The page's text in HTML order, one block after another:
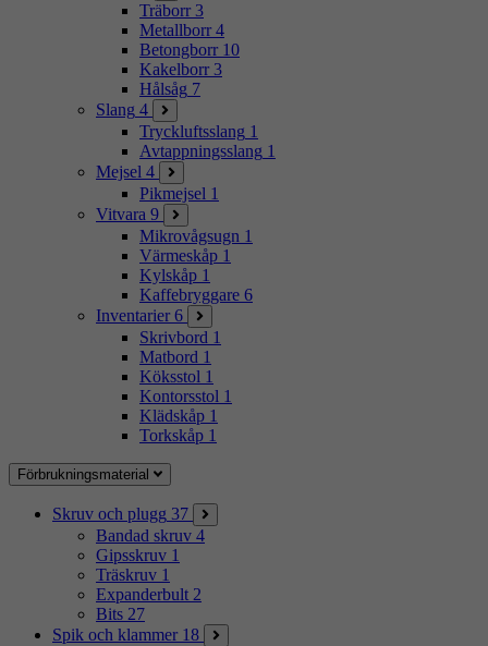
Träborr 3
Metallborr 4
Betongborr 10
Kakelborr 3
Hålsåg 7
Slang 4
Tryckluftsslang 1
Avtappningsslang 1
Mejsel 4
Pikmejsel 1
Vitvara 9
Mikrovågsugn 1
Värmeskåp 1
Kylskåp 1
Kaffebryggare 6
Inventarier 6
Skrivbord 1
Matbord 1
Köksstol 1
Kontorsstol 1
Klädskåp 1
Torkskåp 1
Förbrukningsmaterial
Skruv och plugg 37
Bandad skruv 4
Gipsskruv 1
Träskruv 1
Expanderbult 2
Bits 27
Spik och klammer 18